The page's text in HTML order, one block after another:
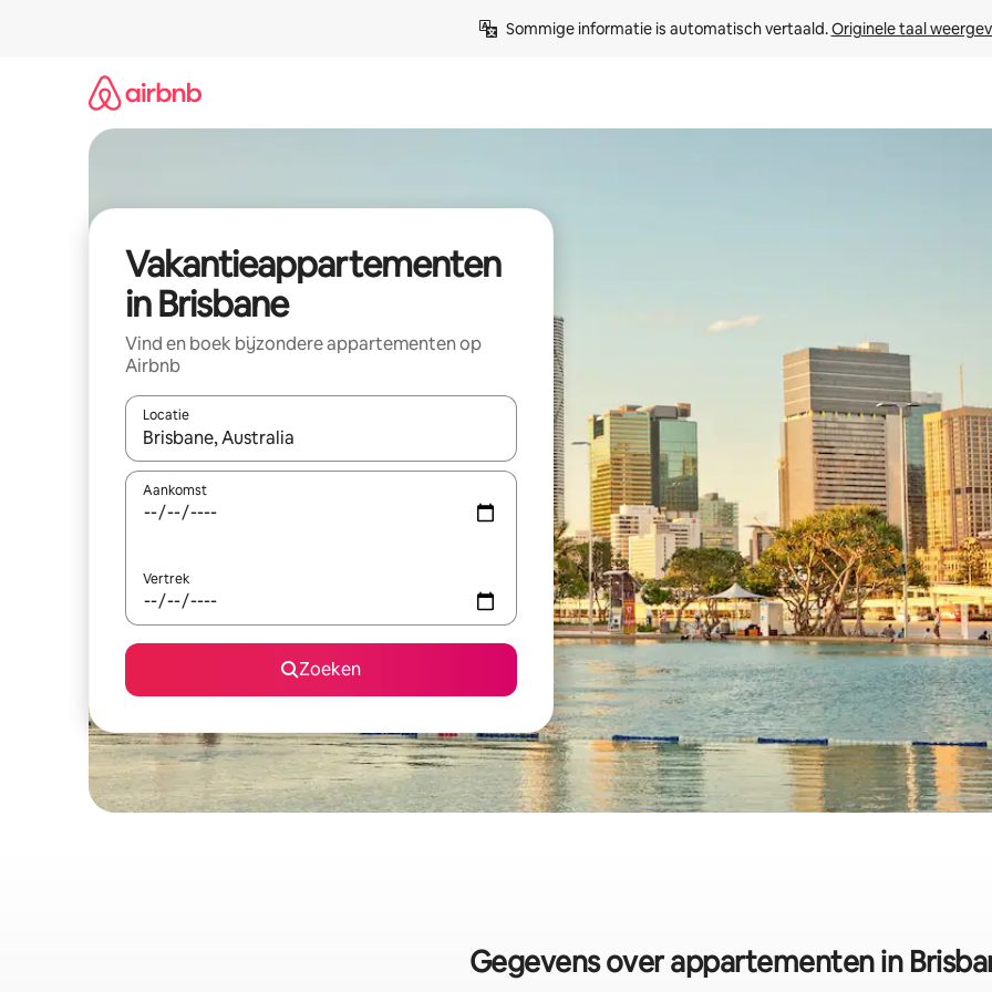
Sommige informatie is automatisch vertaald. Originele taal
Vakantieappartementen
in Brisbane
Vind en boek bijzondere appartementen op
Airbnb
Locatie
Wanneer er resultaten beschikbaar zijn, maak je een keuze met je de pijltjestoetsen omhoog en omlaag, óf door te
Aankomst
Vertrek
Zoeken
Gegevens over appartementen in